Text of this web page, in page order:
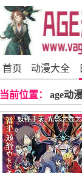
首页 动漫大全
当前位置： age动